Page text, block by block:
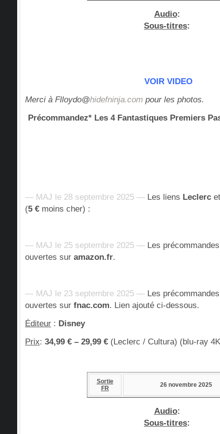
Audio:
Sous-titres:
VOIR VIDEO
Merci à Flloydo@hidefninja.com pour les photos.
Précommandez* Les 4 Fantastiques Premiers
— MAJ le 28 septembre 2025 — Les liens Leclerc
(5 € moins cher) :
— MAJ le 25 septembre 2025 — Les
ouvertes sur amazon.fr.
— MAJ le 23 septembre 2025 — Les
ouvertes sur fnac.com. Lien ajouté ci-dessous.
Éditeur : Disney
Prix: 34,99 € – 29,99 € (Leclerc / Cultura) (blu-ray
Sortie
FR
26 novembre 2025
Audio:
Sous-titres: